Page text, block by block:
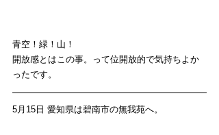
青空！緑！山！
開放感とはこの事。って位開放的で気持ちよか
ったです。
5月15日 愛知県は碧南市の無我苑へ。